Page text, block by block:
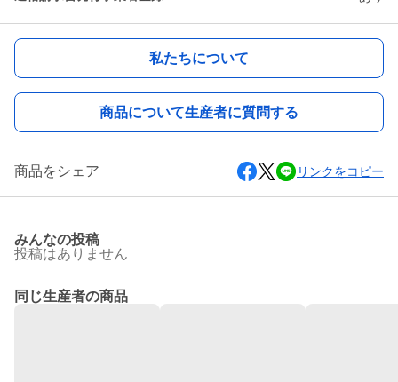
私たちについて
商品について生産者に質問する
商品をシェア リンクをコピー
みんなの投稿
投稿はありません
同じ生産者の商品